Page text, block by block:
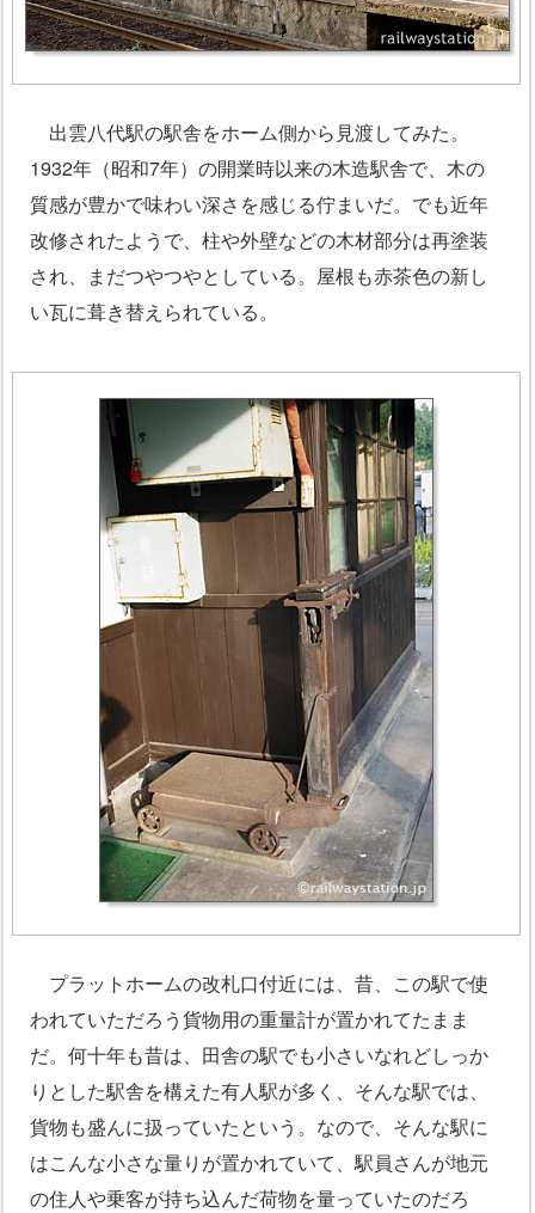
出雲八代駅の駅舎をホーム側から見渡してみた。
1932年（昭和7年）の開業時以来の木造駅舎で、木の
質感が豊かで味わい深さを感じる佇まいだ。でも近年
改修されたようで、柱や外壁などの木材部分は再塗装
され、まだつやつやとしている。屋根も赤茶色の新し
い瓦に葺き替えられている。
プラットホームの改札口付近には、昔、この駅で使
われていただろう貨物用の重量計が置かれてたまま
だ。何十年も昔は、田舎の駅でも小さいなれどしっか
りとした駅舎を構えた有人駅が多く、そんな駅では、
貨物も盛んに扱っていたという。なので、そんな駅に
はこんな小さな量りが置かれていて、駅員さんが地元
の住人や乗客が持ち込んだ荷物を量っていたのだろ